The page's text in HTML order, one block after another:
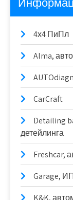
4х4 ПиПл
Alma,
CarCraft
Detailing
детейлинга
Freshcar,
Garage,
K&K,